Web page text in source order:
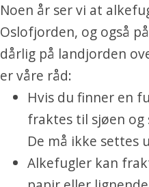
Noen år ser vi at
Oslofjorden, og også
dårlig på landjorden
er våre råd:
Hvis du finner en
fraktes til sjøen og
De må ikke settes
Alkefugler kan